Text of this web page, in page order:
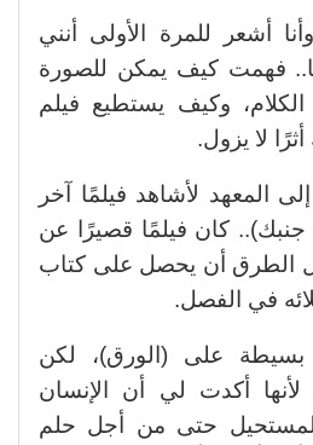
أشعر للمرة الأولى أنني
فهمت كيف يمكن للصورة
وكيف يستطيع فيلم
لا يزول.
المعهد لأشاهد فيلمًا آخر
كان فيلمًا قصيرًا عن
الطرق أن يحصل على كتاب
في الفصل.
بسيطة على (الورق)، لكن
لأنها أكدت لي أن الإنسان
حتى من أجل حلم